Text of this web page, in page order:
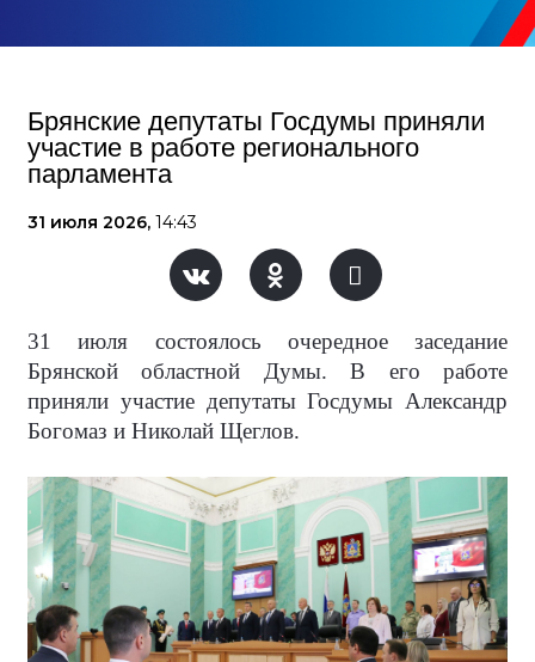
Брянские депутаты Госдумы приняли
участие в работе регионального
парламента
31 июля 2026, 14:43
31 июля состоялось очередное заседание
Брянской областной Думы. В его работе
приняли участие депутаты Госдумы Александр
Богомаз и Николай Щеглов.